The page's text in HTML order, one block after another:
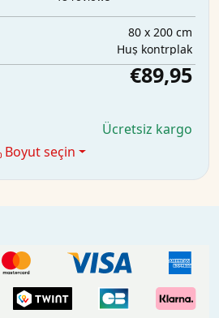
80 x 200 cm
Huş kontrplak
€89,95
Ücretsiz kargo
Boyut seçin